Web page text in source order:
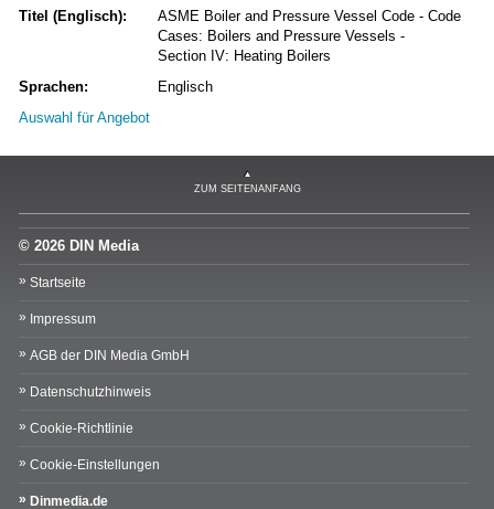
Titel (Englisch):
ASME Boiler and Pressure Vessel Code - Code
Cases: Boilers and Pressure Vessels -
Section IV: Heating Boilers
Sprachen:
Englisch
Auswahl für Angebot
ZUM SEITENANFANG
© 2026 DIN Media
Startseite
Impressum
AGB der DIN Media GmbH
Datenschutzhinweis
Cookie-Richtlinie
Cookie-Einstellungen
Dinmedia.de